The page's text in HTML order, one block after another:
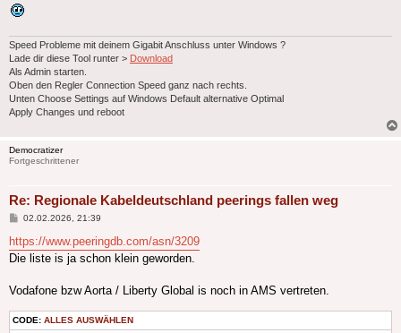
Speed Probleme mit deinem Gigabit Anschluss unter Windows ?
Lade dir diese Tool runter > Download
Als Admin starten.
Oben den Regler Connection Speed ganz nach rechts.
Unten Choose Settings auf Windows Default alternative Optimal
Apply Changes und reboot
Democratizer
Fortgeschrittener
Re: Regionale Kabeldeutschland peerings fallen weg
Beitrag
02.02.2026, 21:39
https://www.peeringdb.com/asn/3209
Die liste is ja schon klein geworden.
Vodafone bzw Aorta / Liberty Global is noch in AMS vertreten.
CODE: ALLES AUSWÄHLEN